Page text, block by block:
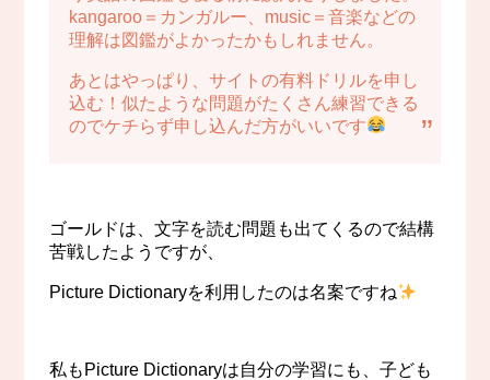
kangaroo＝カンガルー、music＝音楽などの
理解は図鑑がよかったかもしれません。
あとはやっぱり、サイトの有料ドリルを申し
込む！似たような問題がたくさん練習できる
のでケチらず申し込んだ方がいいです
ゴールドは、文字を読む問題も出てくるので結構
苦戦したようですが、
Picture Dictionaryを利用したのは名案ですね
私もPicture Dictionaryは自分の学習にも、子ども